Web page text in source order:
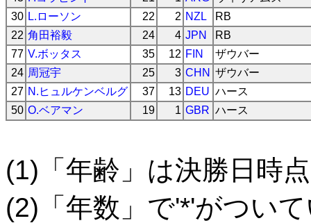
30 L.ローソン 22 2 NZL
RB
22 角田裕毅 24 4 JPN
RB
77 V.ボッタス 35 12 FIN
ザウバー
24 周冠宇 25 3 CHN ザウバー
27 N.ヒュルケンベルグ 37 13 DEU ハース
50 O.ベアマン 19 1 GBR ハース
(1)「年齢」は決勝日時点
(2)「年数」で'*'がつい